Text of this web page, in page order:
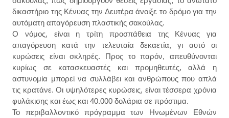
δικαστήριο της Κένυας την Δευτέρα άνοιξε το δρόμο για την
αυτόματη απαγόρευση πλαστικής σακούλας.
Ο νόμος, είναι η τρίτη προσπάθεια της Κένυας για
απαγόρευση κατά την τελευταία δεκαετία, γι αυτό οι
κυρώσεις είναι σκληρές. Προς το παρόν, απευθύνονται
κυρίως σε κατασκευαστές και προμηθευτές, αλλά η
αστυνομία μπορεί να συλλάβει και ανθρώπους που απλά
τις κρατάνε. Οι υψηλότερες κυρώσεις, είναι τέσσερα χρόνια
φυλάκισης και έως και 40.000 δολάρια σε πρόστιμα.
Το περιβαλλοντικό πρόγραμμα των Ηνωμένων Εθνών